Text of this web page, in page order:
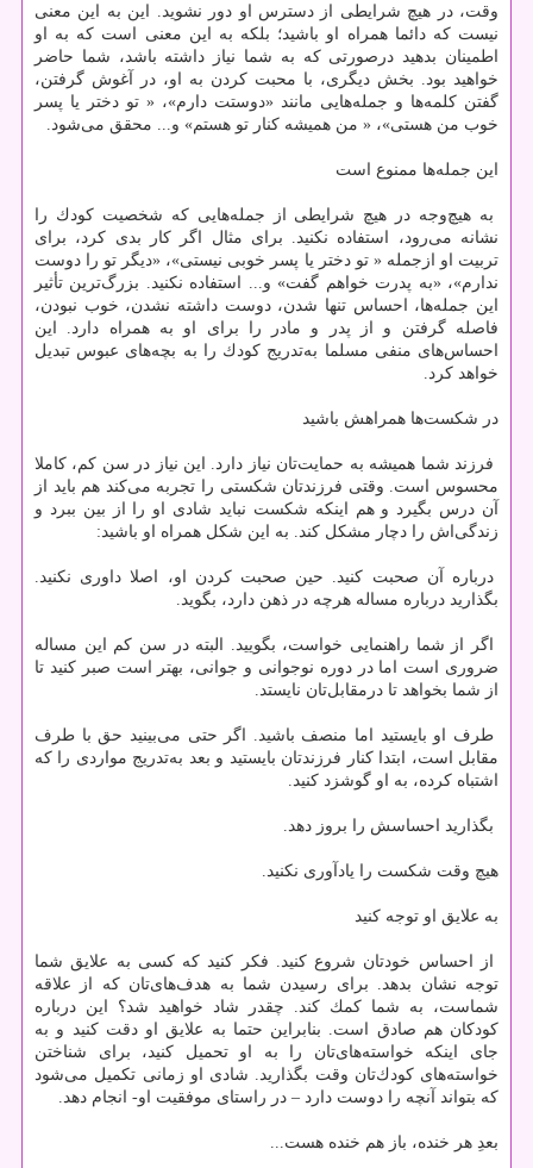
وقت، در هیچ شرایطی از دسترس او دور نشوید. این به این معنی
نیست كه دائما همراه او باشید؛ ‌بلكه به این معنی است كه به او
اطمینان بدهید درصورتی كه به شما نیاز داشته باشد، شما حاضر
خواهید بود. بخش دیگری، با محبت كردن به او، در آغوش گرفتن،
گفتن كلمه‌ها و جمله‌هایی مانند «دوستت دارم»، « تو دختر یا پسر
خوب من هستی»، «‌ من همیشه كنار تو هستم» و... محقق می‌شود.
این جمله‌ها ممنوع است
به هیچ‌وجه در هیچ شرایطی از جمله‌هایی كه شخصیت كودك را
نشانه می‌رود، ‌استفاده نكنید. برای مثال اگر كار بدی كرد، ‌برای
تربیت او ازجمله « تو دختر یا پسر خوبی نیستی»‌، «‌دیگر تو را دوست
ندارم»، ‌«‌به پدرت خواهم گفت»‌ و... استفاده نكنید. بزرگ‌ترین تأثیر
این جمله‌ها، احساس تنها شدن، ‌دوست داشته نشدن، خوب نبودن،
فاصله گرفتن و از پدر و مادر را برای او به همراه دارد. این
احساس‌های منفی مسلما به‌تدریج كودك را به بچه‌های عبوس تبدیل
خواهد كرد.
در شكست‌ها همراهش باشید
فرزند شما همیشه به حمایت‌تان نیاز دارد. این نیاز در سن كم، كاملا
محسوس است. وقتی فرزندتان شكستی را تجربه می‌كند هم باید از
آن درس بگیرد و هم اینكه شكست نباید شادی او را از بین ببرد و
زندگی‌اش را دچار مشكل كند. به این شكل همراه او باشید:
درباره آن صحبت كنید. حین صحبت كردن او، ‌اصلا داوری نكنید.
بگذارید درباره مساله هرچه در ذهن دارد، ‌بگوید.
اگر از شما راهنمایی خواست، بگویید. البته در سن كم این مساله
ضروری است اما در دوره نوجوانی و جوانی، ‌بهتر است صبر كنید تا
از شما بخواهد تا درمقابل‌تان نایستد.
طرف او بایستید اما منصف باشید. اگر حتی می‌بینید حق با طرف
مقابل است، ابتدا كنار فرزندتان بایستید و بعد به‌تدریج مواردی را كه
اشتباه كرده، به او گوشزد كنید.
بگذارید احساسش را بروز دهد.
هیچ وقت شكست را یادآوری نكنید.
به علایق او توجه كنید
از احساس خودتان شروع كنید. فكر كنید كه كسی به علایق شما
توجه نشان بدهد. برای رسیدن شما به هدف‌های‌تان كه از علاقه
شماست، ‌به شما كمك كند. چقدر شاد خواهید شد؟‌ این درباره
كودكان هم صادق است. بنابراین حتما به علایق او دقت كنید و به
جای اینكه خواسته‌های‌تان را به او تحمیل كنید، برای شناختن
خواسته‌های كودك‌تان وقت بگذارید. شادی او زمانی تكمیل می‌شود
كه بتواند آنچه را دوست دارد – در راستای موفقیت او- انجام دهد.
بعدِ هر خنده، باز هم خنده هست...